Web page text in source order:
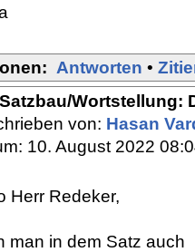
Antworten •
Wortstellung:
von: Hasan
10. August 2022
Herr Redeker,
man in dem Satz auch